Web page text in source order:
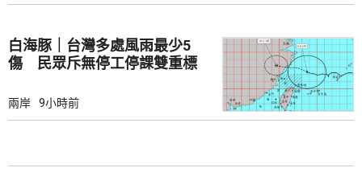
白海豚｜台灣多處風雨最少5
傷 民眾斥無停工停課雙重標
兩岸 9小時前